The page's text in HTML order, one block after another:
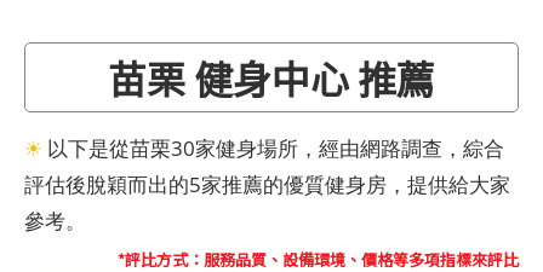
苗栗 健身中心 推薦
☀ 以下是從苗栗30家健身場所，經由網路調查，綜合
評估後脫穎而出的5家推薦的優質健身房，提供給大家
參考。
*評比方式：服務品質、設備環境、價格等多項指標來評比